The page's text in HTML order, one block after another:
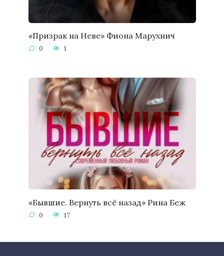
«Призрак на Неве» Фиона Марухнич
0 1
«Бывшие. Вернуть всё назад» Рина Беж
0 17